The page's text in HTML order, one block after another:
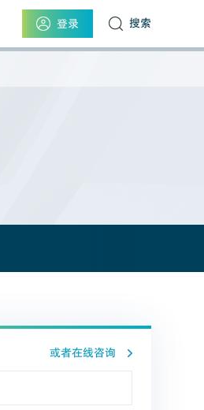
登录 搜索
或者在线咨询